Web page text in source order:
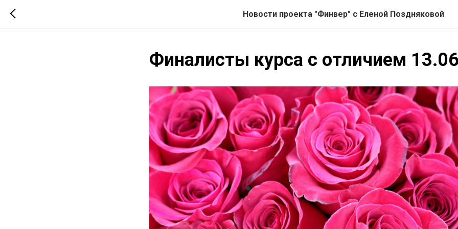
Новости проекта "Финвер" с Еленой Поздняковой
Финалисты курса с отличием